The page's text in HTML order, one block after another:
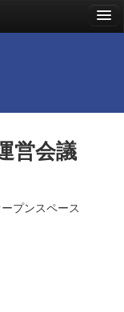
営会議
プンスペース